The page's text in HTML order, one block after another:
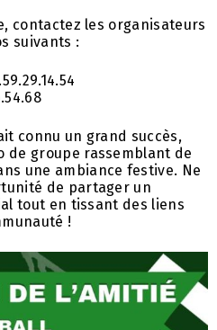
contactez les organisateurs
suivants :
connu un grand succès,
de groupe rassemblant de
une ambiance festive. Ne
de partager un
tout en tissant des liens
!